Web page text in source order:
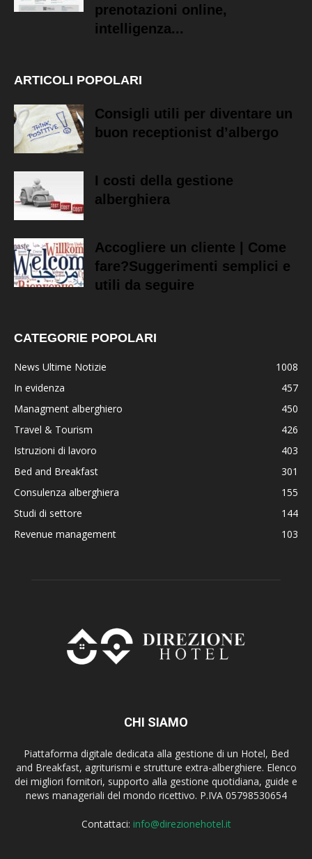
prenotazioni online,
intelligenza...
ARTICOLI POPOLARI
Consigli utili per diventare un
buon receptionist d’albergo
I costi della gestione
alberghiera
Accogliere un cliente | Come
fare?Suggerimenti semplici e
utili da seguire
CATEGORIE POPOLARI
News Ultime Notizie
1008
In evidenza
457
Managment alberghiero
450
Travel & Tourism
426
Istruzioni di lavoro
403
Bed and Breakfast
301
Consulenza alberghiera
155
Studi di settore
144
Revenue management
103
CHI SIAMO
Piattaforma digitale dedicata alla gestione di un Hotel, Bed
and Breakfast, agriturismi e strutture extra-alberghiere. Elenco
dei migliori fornitori, supporto alla gestione quotidiana, guide e
news manageriali del mondo ricettivo. P.IVA 05798530654
Contattaci: info@direzionehotel.it